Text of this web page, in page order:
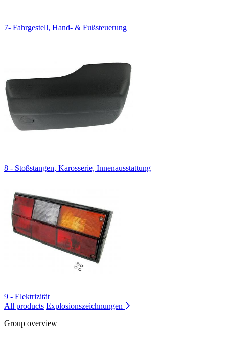
7- Fahrgestell, Hand- & Fußsteuerung
8 - Stoßstangen, Karosserie, Innenausstattung
9 - Elektrizität
All products Explosionszeichnungen
Group overview